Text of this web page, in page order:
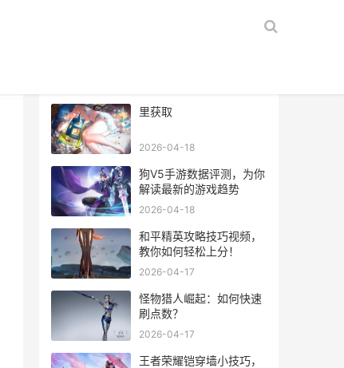
里获取
2026-04-18
狗V5手游数据评测，为你
解读最新的游戏趋势
2026-04-18
和平精英攻略技巧视频，
教你如何轻松上分！
2026-04-17
怪物猎人崛起：如何快速
刷点数？
2026-04-17
王者荣耀铠穿墙小技巧，